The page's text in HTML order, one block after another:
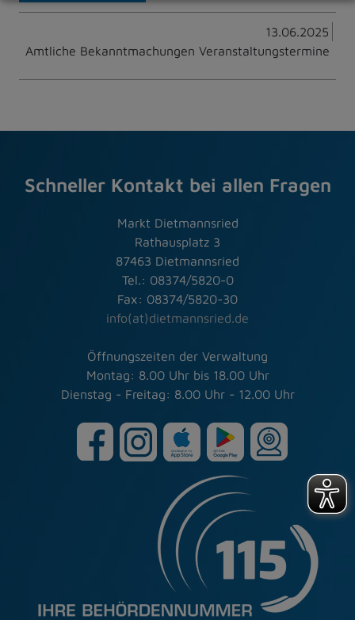
13.06.2025
Amtliche Bekanntmachungen Veranstaltungstermine
Schneller Kontakt bei allen Fragen
Markt Dietmannsried
Rathausplatz 3
87463 Dietmannsried
Tel.: 08374/5820-0
Fax: 08374/5820-30
info(at)dietmannsried.de
Öffnungszeiten der Verwaltung
Montag: 8.00 Uhr bis 18.00 Uhr
Dienstag - Freitag: 8.00 Uhr - 12.00 Uhr